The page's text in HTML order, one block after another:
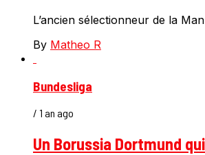
L’ancien sélectionneur de la
By Matheo R
Bundesliga
/ 1 an ago
Un Borussia Dortmund